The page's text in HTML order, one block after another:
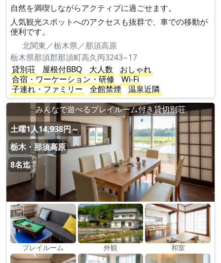
自然を満喫しながらアクティブに過ごせます。
人気観光スポットへのアクセスも抜群で、車での移動が
便利です。
北関東／栃木県／那須高原
栃木県那須郡那須町高久丙3243−17
貸別荘
屋根付BBQ 大人数
おしゃれ
合宿・ワーケーション・研修
Wi-Fi
子連れ・ファミリー
全館禁煙
温泉近隣
みんなで遊べるプレイルーム付き貸切別荘
土曜1人14,938円～
栃木・那須高原
8名迄
プレイルーム 外観 和室